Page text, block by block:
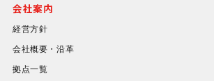
会社案内
経営方針
会社概要・沿革
拠点一覧